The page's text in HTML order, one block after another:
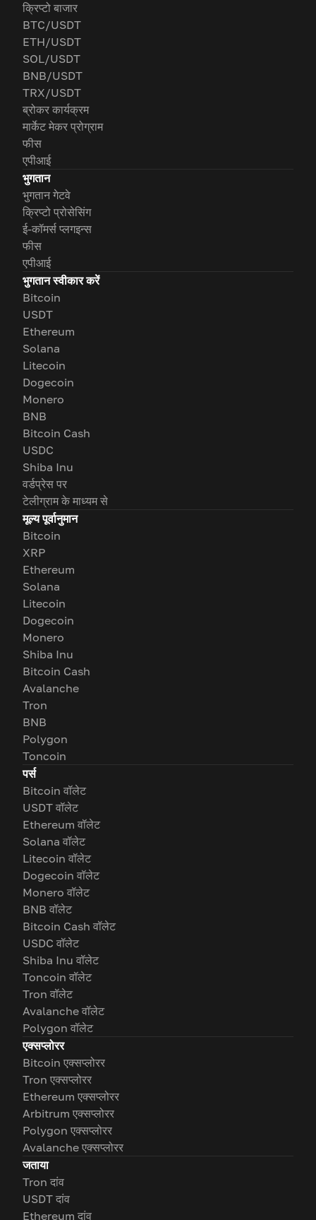
क्रिप्टो बाजार
BTC/USDT
ETH/USDT
SOL/USDT
BNB/USDT
TRX/USDT
ब्रोकर कार्यक्रम
मार्केट मेकर प्रोग्राम
फीस
एपीआई
भुगतान
भुगतान गेटवे
क्रिप्टो प्रोसेसिंग
ई-कॉमर्स प्लगइन्स
फीस
एपीआई
भुगतान स्वीकार करें
Bitcoin
USDT
Ethereum
Solana
Litecoin
Dogecoin
Monero
BNB
Bitcoin Cash
USDC
Shiba Inu
वर्डप्रेस पर
टेलीग्राम के माध्यम से
मूल्य पूर्वानुमान
Bitcoin
XRP
Ethereum
Solana
Litecoin
Dogecoin
Monero
Shiba Inu
Bitcoin Cash
Avalanche
Tron
BNB
Polygon
Toncoin
पर्स
Bitcoin वॉलेट
USDT वॉलेट
Ethereum वॉलेट
Solana वॉलेट
Litecoin वॉलेट
Dogecoin वॉलेट
Monero वॉलेट
BNB वॉलेट
Bitcoin Cash वॉलेट
USDC वॉलेट
Shiba Inu वॉलेट
Toncoin वॉलेट
Tron वॉलेट
Avalanche वॉलेट
Polygon वॉलेट
एक्सप्लोरर
Bitcoin एक्सप्लोरर
Tron एक्सप्लोरर
Ethereum एक्सप्लोरर
Arbitrum एक्सप्लोरर
Polygon एक्सप्लोरर
Avalanche एक्सप्लोरर
जताया
Tron दांव
USDT दांव
Ethereum दांव